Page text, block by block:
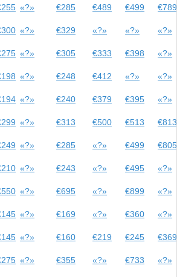
«?» €285 €489 €499
€789
«?» €329 «?» «?»
«?»
«?» €305 €333 €398
«?»
«?» €248 €412 «?»
«?»
«?» €240 €379 €395
«?»
«?» €313 €500 €513
€813
«?» €285 «?» €499
€805
«?» €243 «?» €495
«?»
«?» €695 «?» €899
«?»
«?» €169 «?» €360
«?»
«?» €160 €219 €245
€369
«?» €355 «?» €733
«?»